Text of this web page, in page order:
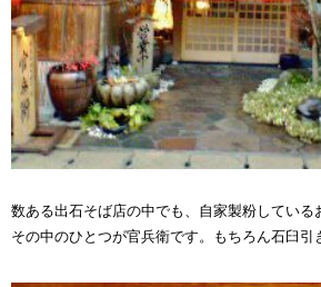
数ある出石そば店の中でも、自家製粉している
その中のひとつが官兵衛です。もちろん石臼引